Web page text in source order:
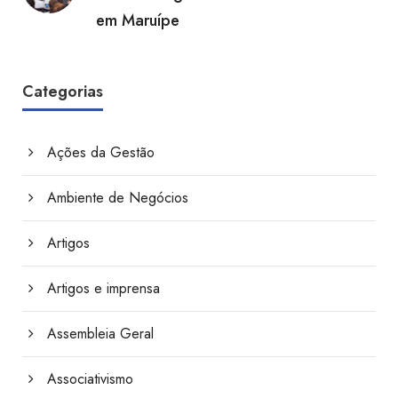
em Maruípe
Categorias
Ações da Gestão
Ambiente de Negócios
Artigos
Artigos e imprensa
Assembleia Geral
Associativismo